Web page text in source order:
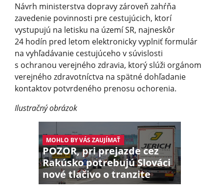
Návrh ministerstva dopravy zároveň zahŕňa
zavedenie povinnosti pre cestujúcich, ktorí
vystupujú na letisku na území SR, najneskôr
24 hodín pred letom elektronicky vyplniť formulár
na vyhľadávanie cestujúceho v súvislosti
s ochranou verejného zdravia, ktorý slúži orgánom
verejného zdravotníctva na spätné dohľadanie
kontaktov potvrdeného prenosu ochorenia.
Ilustračný obrázok
MOHLO BY VÁS ZAUJÍMAŤ
POZOR, pri prejazde cez
Rakúsko potrebujú Slováci
nové tlačivo o tranzite